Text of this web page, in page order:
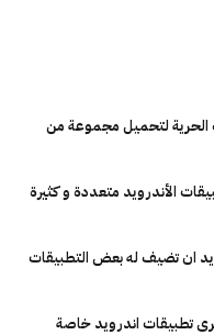
الحرية لتحميل مجموعة من
الأندرويد متعددة و كثيرة
ان تضيف له بعض التطبيقات
تطبيقات اندرويد خاصة